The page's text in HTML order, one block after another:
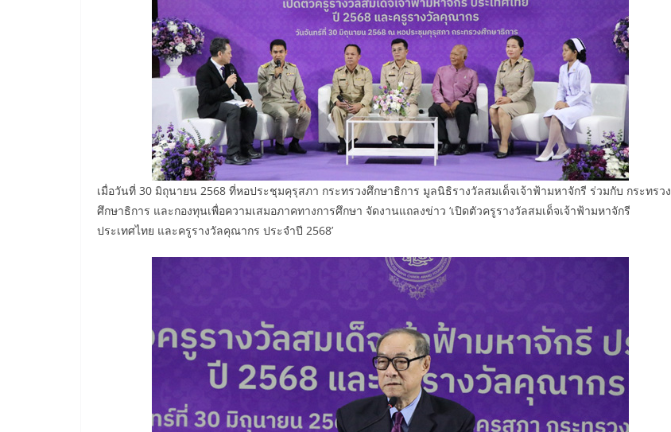
เมื่อวันที่ 30 มิถุนายน 2568 ที่หอประชุมคุรุสภา กระทรวงศึกษาธิการ มูลนิธิรางวัลสมเด็จเจ้าฟ้ามหาจักรี ร่วมกับ กระทรวง
ศึกษาธิการ และกองทุนเพื่อความเสมอภาคทางการศึกษา จัดงานแถลงข่าว ‘เปิดตัวครูรางวัลสมเด็จเจ้าฟ้ามหาจักรี
ประเทศไทย และครูรางวัลคุณากร ประจำปี 2568’